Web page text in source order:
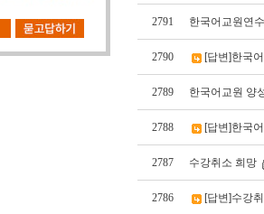
2791 한국어교원연
2790 [답변]한국
2789 한국어교원 양
2788 [답변]한국
2787 수강취소 희망
2786 [답변]수강